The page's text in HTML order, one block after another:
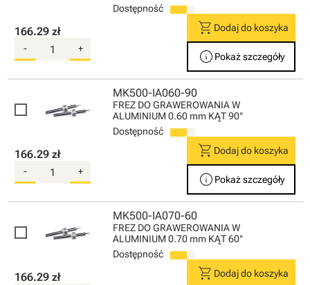
Dostępność
166.29 zł
- +
shopping_cart Dodaj do koszyka
info Pokaż szczegóły
MK500-IA060-90
FREZ DO GRAWEROWANIA W
ALUMINIUM 0.60 mm KĄT 90°
Dostępność
166.29 zł
- +
shopping_cart Dodaj do koszyka
info Pokaż szczegóły
MK500-IA070-60
FREZ DO GRAWEROWANIA W
ALUMINIUM 0.70 mm KĄT 60°
Dostępność
166.29 zł shopping_cart Dodaj do koszyka